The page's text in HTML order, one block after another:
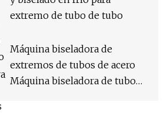
extremo de tubo de tubo
Máquina biseladora de
extremos de tubos de acero
Máquina biseladora de tubos